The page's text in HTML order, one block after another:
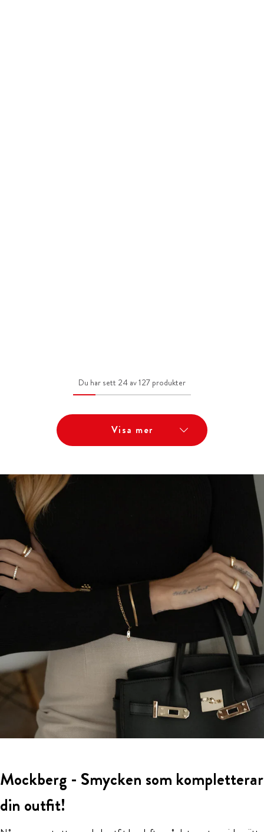
Du har sett 24 av 127 produkter
Visa mer
Mockberg - Smycken som kompletterar
din outfit!